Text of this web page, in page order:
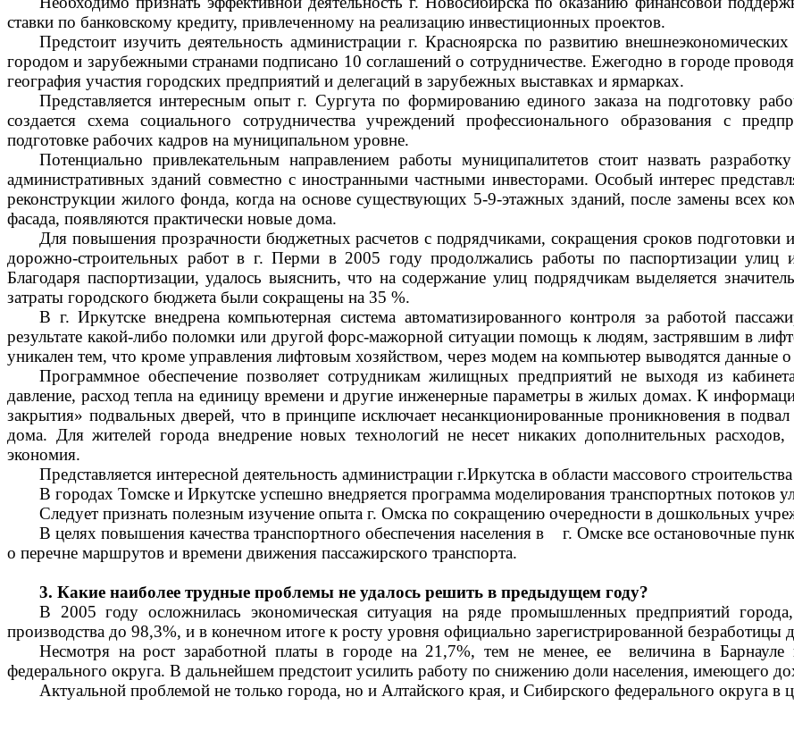
ставки по банковскому кредиту, привлеченному на реализацию инвестиционных проектов.
Предстоит изучить деятельность администрации г. Красноярска по развитию
городом и зарубежными странами подписано 10 соглашений о сотрудничестве. Ежегодно в городе
география участия городских предприятий и делегаций в зарубежных выставках и ярмарках.
Представляется интересным опыт г. Сургутапо формированию единого заказа на подготовку
создается схема социального сотрудничества учреждений профессионального образования с
подготовке рабочих кадров на муниципальном уровне.
Потенциально привлекательным направлением работы муниципалитетов стоит назвать
административных зданий совместно с иностранными частными инвесторами. Особый интерес
реконструкции жилого фонда, когда на основе существующих 5-9-этажных зданий, после замены всех
фасада, появляются практически новые дома.
Для повышения прозрачности бюджетных расчетов с подрядчиками, сокращения сроков подготовки
дорожно-строительных работ в г. Перми в 2005 году продолжались работы по паспортизации улиц
Благодаря паспортизации, удалось выяснить, что на содержание улиц подрядчикам выделяется
затраты городского бюджета были сокращены на 35 %.
В г. Иркутске внедрена компьютерная система автоматизированного контроля за работой
результате какой-либо поломки или другой форс-мажорной ситуации помощь к людям, застрявшим в
уникален тем, что кроме управления лифтовым хозяйством, через модем на компьютер выводятся данные
Программное обеспечение позволяет сотрудникам жилищных предприятий не выходя из
давление, расход тепла на единицу времени и другие инженерные параметры в жилых домах. К
закрытия» подвальных дверей, что в принципе исключает несанкционированные проникновения в
дома. Для жителей города внедрение новых технологий не несет никаких дополнительных расходов,
экономия.
Представляется интересной деятельность администрации г.Иркутска в области массового
В городах Томске и Иркутске успешно внедряется программа моделирования транспортных потоков
Следует признать полезным изучение опыта г. Омска по сокращению очередности в дошкольных
В целях повышения качества транспортного обеспечения населения в г. Омске все остановочные
о перечне маршрутов и времени движения пассажирского транспорта.
3. Какие наиболее трудные проблемы не удалось решить в предыдущем году?
В 2005 году осложнилась экономическая ситуация на ряде промышленных предприятий
производства до 98,3%, и в конечном итоге к росту уровня официально зарегистрированной безработицы
Несмотря на рост заработной платы в городе на 21,7%, тем не менее, ее величина в
федерального округа. В дальнейшем предстоит усилить работу по снижению доли населения, имеющего
Актуальной проблемой не только города, но и Алтайского края, и Сибирского федерального округа в